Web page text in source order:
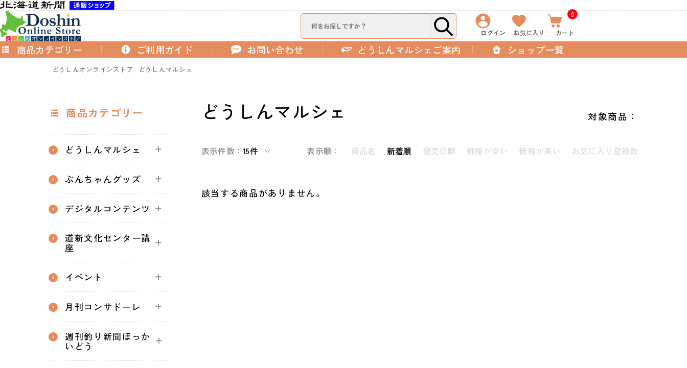
ログイン お気に入り
0
カート
商品カテゴリー ショップ一覧
ご利用ガイド お問い合わせ どうしんマルシェご案内
どうしんオンラインストア どうしんマルシェ
商品カテゴリー
どうしんマルシェ
ぶんちゃんグッズ
デジタルコンテンツ
道新文化センター講
座
イベント
月刊コンサドーレ
週刊釣り新聞ほっか
いどう
どうしんマルシェ 対象商品：
表示件数：15件 表示順： 商品名 新着順 発売日順 価格が安い 価格が高い お気に入り登録数
該当する商品がありません。